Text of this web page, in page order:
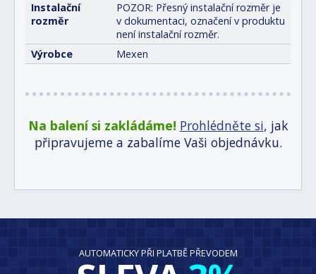
Instalační
rozměr
POZOR: Přesný instalační rozměr je
v dokumentaci, označení v produktu
není instalační rozměr.
Výrobce
Mexen
Na balení si zakládáme! Prohlédněte si, jak
připravujeme a zabalíme Vaši objednávku.
AUTOMATICKY PŘI PLATBĚ PŘEVODEM